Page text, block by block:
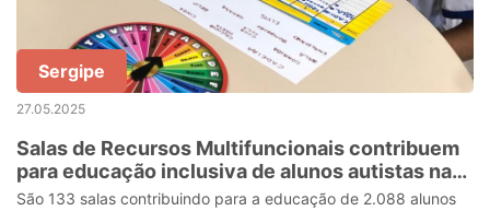
Sergipe
27.05.2025
Salas de Recursos Multifuncionais contribuem
para educação inclusiva de alunos autistas na
rede estadual
São 133 salas contribuindo para a educação de 2.088 alunos